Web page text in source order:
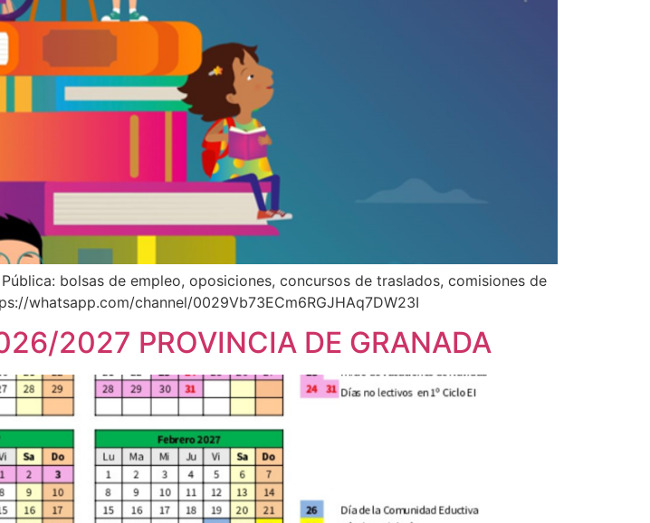
bolsas de empleo, oposiciones, concursos de traslados, comisiones de
whatsapp.com/channel/0029Vb73ECm6RGJHAq7DW23I
2027 PROVINCIA DE GRANADA